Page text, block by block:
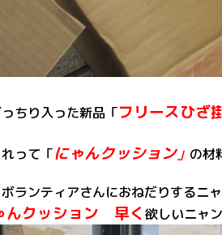
ちり入った新品「フリースひざ
って「にゃんクッション」 の材
ランティアさんにおねだりするニ
んクッション 早く欲しいニャ